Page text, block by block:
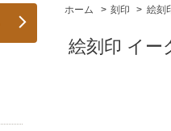
ホーム > 刻印 > 絵刻
絵刻印 イ